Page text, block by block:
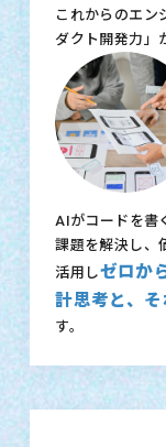
これからのエン
ダクト開発力」
AIがコードを書
課題を解決し、
活用しゼロか
計思考と、
す。